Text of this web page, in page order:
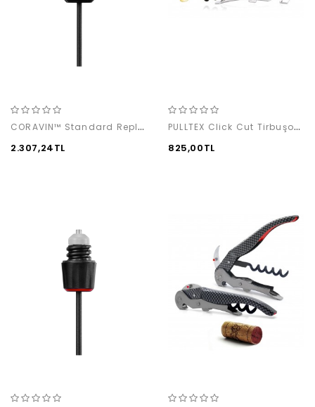
CORAVIN™ Standard Replacement Needle
2.307,24TL
PULLTEX Click Cut Tirbuşon / Gold (Ambalajsız)
825,00TL